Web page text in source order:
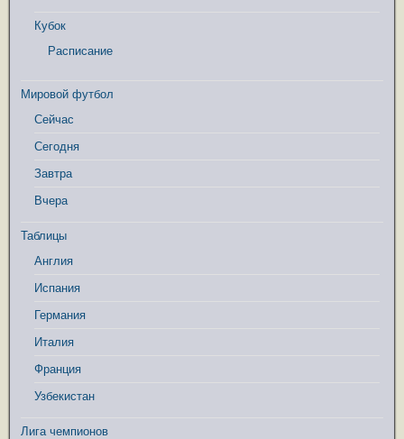
Кубок
Расписание
Мировой футбол
Сейчас
Сегодня
Завтра
Вчера
Таблицы
Англия
Испания
Германия
Италия
Франция
Узбекистан
Лига чемпионов